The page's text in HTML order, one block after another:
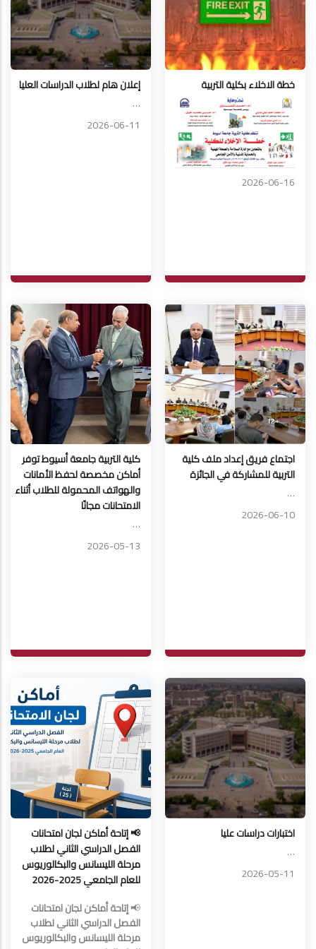
خطة الاخلاء بكلية التربية
2026-06-16
إعلان هام لطلاب الدراسات العليا
…
2026-06-11
اجتماع فريق إعداد ملف كلية
التربية للمشاركة في الجائزة
…
2026-06-10
كلية التربية جامعة أسيوط توفر
أماكن مخصصة لحفظ الأمانات
والهواتف المحمولة للطلاب أثناء
الامتحانات مجانًا
…
2026-05-13
اختبارات دراسات عليا
…
2026-05-11
📢 إتاحة أماكن لجان امتحانات
الفصل الدراسي الثاني لطلاب
مرحلة الليسانس والبكالوريوس
للعام الجامعي 2025-2026
📢إتاحة أماكن لجان امتحانات
الفصل الدراسي الثاني لطلاب
مرحلة الليسانس والبكالوريوس